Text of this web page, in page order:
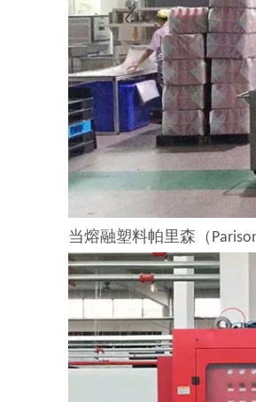
当熔融塑料帕里森（